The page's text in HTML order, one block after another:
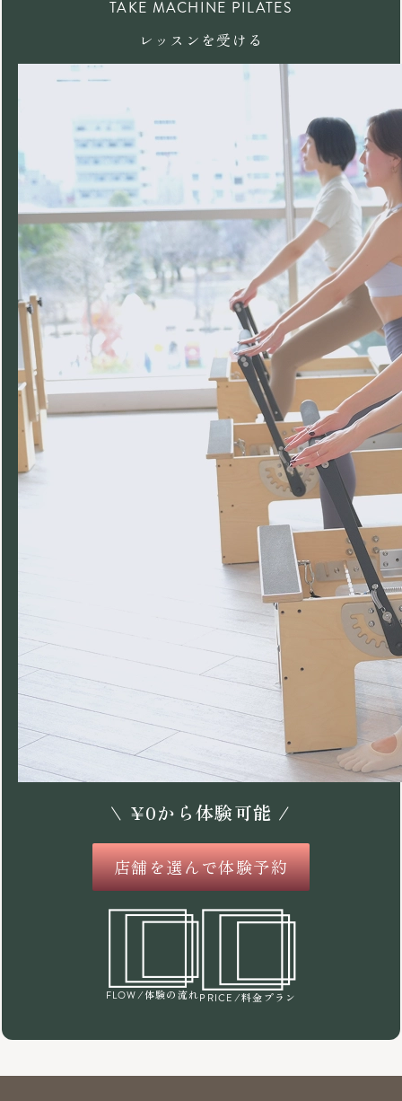
TAKE MACHINE PILATES
レッスンを受ける
\ ¥0から体験可能 /
店舗を選んで体験予約
FLOW /体験の流れPRICE /料金プラン